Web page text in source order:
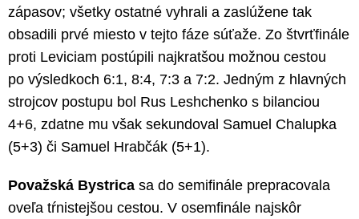
zápasov; všetky ostatné vyhrali a zaslúžene tak
obsadili prvé miesto v tejto fáze súťaže. Zo štvrťfinále
proti Leviciam postúpili najkratšou možnou cestou
po výsledkoch 6:1, 8:4, 7:3 a 7:2. Jedným z hlavných
strojcov postupu bol Rus Leshchenko s bilanciou
4+6, zdatne mu však sekundoval Samuel Chalupka
(5+3) či Samuel Hrabčák (5+1).
Považská Bystrica sa do semifinále prepracovala
oveľa tŕnistejšou cestou. V osemfinále najskôr